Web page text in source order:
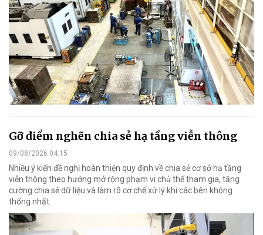
Gỡ điểm nghẽn chia sẻ hạ tầng viễn thông
09/08/2026 04:15
Nhiều ý kiến đề nghị hoàn thiện quy định về chia sẻ cơ sở hạ tầng
viễn thông theo hướng mở rộng phạm vi chủ thể tham gia, tăng
cường chia sẻ dữ liệu và làm rõ cơ chế xử lý khi các bên không
thống nhất.